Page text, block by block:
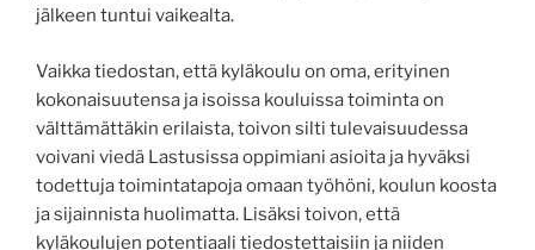
jälkeen tuntui vaikealta.
Vaikka tiedostan, että kyläkoulu on oma, erityinen
kokonaisuutensa ja isoissa kouluissa toiminta on
välttämättäkin erilaista, toivon silti tulevaisuudessa
voivani viedä Lastusissa oppimiani asioita ja hyväksi
todettuja toimintatapoja omaan työhöni, koulun koosta
ja sijainnista huolimatta. Lisäksi toivon, että
kyläkoulujen potentiaali tiedostettaisiin ja niiden